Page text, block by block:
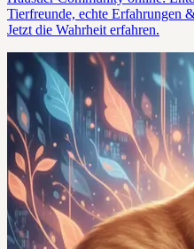
Tierfreunde, echte Erfahrungen
Jetzt die Wahrheit erfahren.